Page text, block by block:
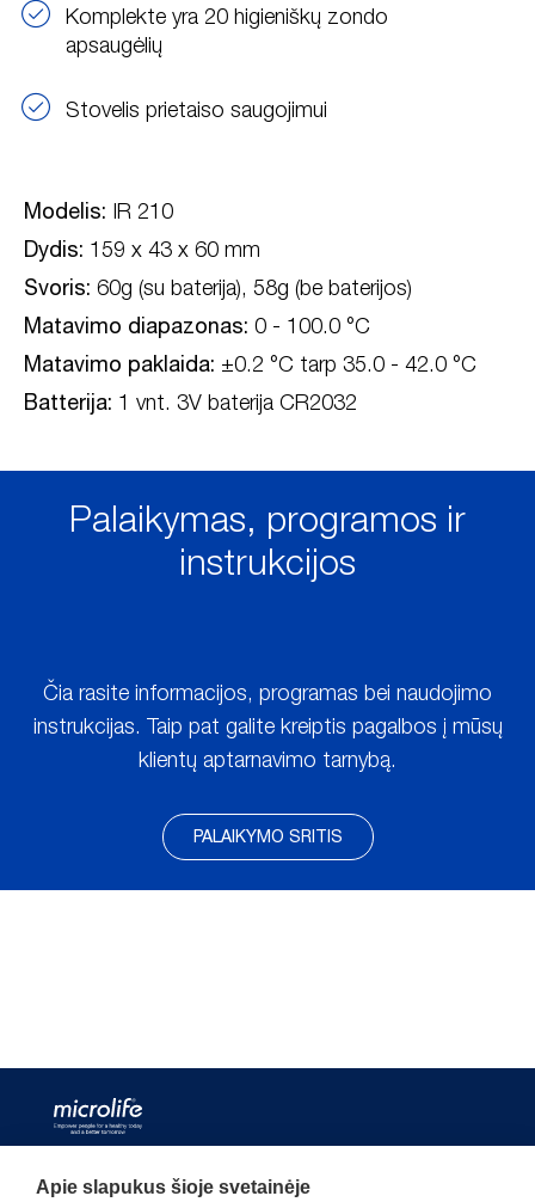
Komplekte yra 20 higieniškų zondo
apsaugėlių
Stovelis prietaiso saugojimui
Modelis: IR 210
Dydis: 159 x 43 x 60 mm
Svoris: 60g (su baterija), 58g (be baterijos)
Matavimo diapazonas: 0 - 100.0 °C
Matavimo paklaida: ±0.2 °C tarp 35.0 - 42.0 °C
Batterija: 1 vnt. 3V baterija CR2032
Palaikymas, programos ir
instrukcijos
Čia rasite informacijos, programas bei naudojimo
instrukcijas. Taip pat galite kreiptis pagalbos į mūsų
klientų aptarnavimo tarnybą.
PALAIKYMO SRITIS
Apie slapukus šioje svetainėje